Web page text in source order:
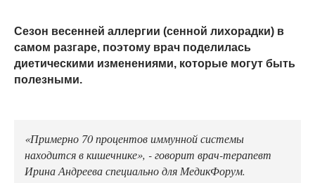
Сезон весенней аллергии (сенной лихорадки) в
самом разгаре, поэтому врач поделилась
диетическими изменениями, которые могут быть
полезными.
«Примерно 70 процентов иммунной системы
находится в кишечнике», - говорит врач-терапевт
Ирина Андреева специально для МедикФорум.